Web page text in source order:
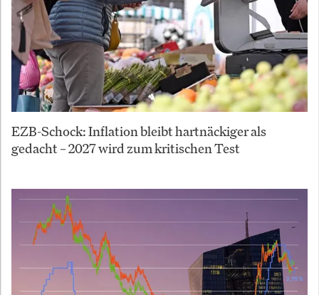
EZB-Schock: Inflation bleibt hartnäckiger als
gedacht – 2027 wird zum kritischen Test